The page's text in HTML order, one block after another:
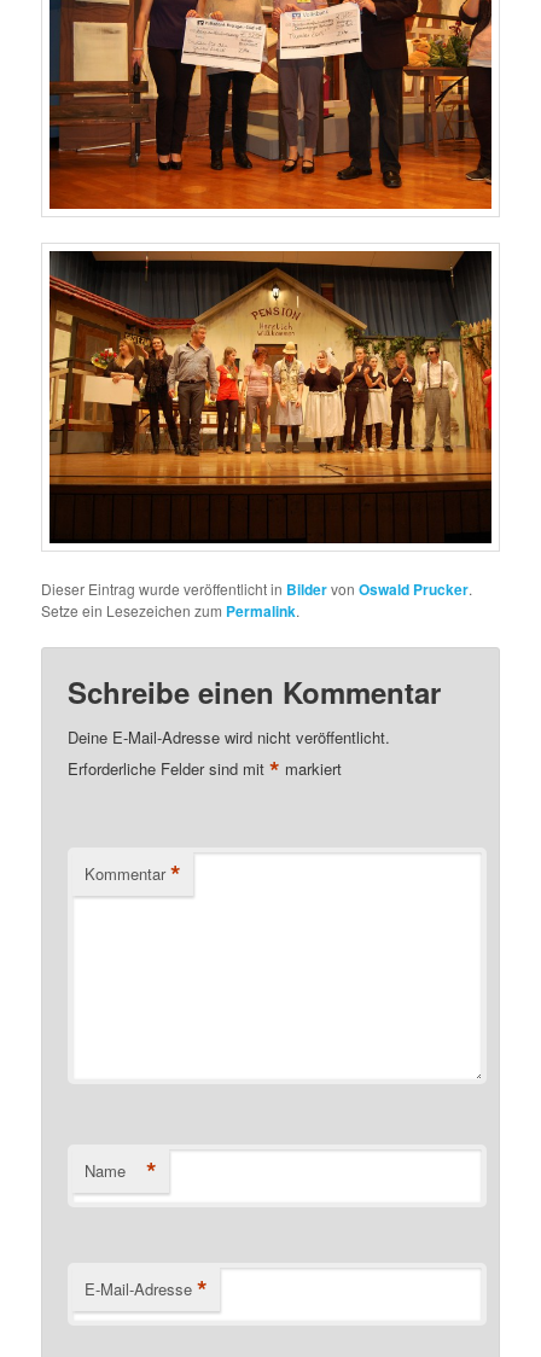
Dieser Eintrag wurde veröffentlicht in BildervonOswald Prucker.
Setze ein Lesezeichen zum Permalink.
Schreibe einen Kommentar
Deine E-Mail-Adresse wird nicht veröffentlicht.
Erforderliche Felder sind mit* markiert
Kommentar *
Name *
E-Mail-Adresse *